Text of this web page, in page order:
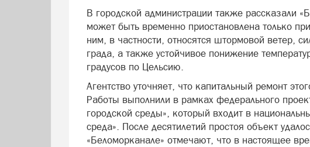
В городской администрации также рассказали
может быть временно приостановлена только
ним, в частности, относятся штормовой ветер,
града, а также устойчивое понижение
градусов по Цельсию.
Агентство уточняет, что капитальный ремонт
Работы выполнили в рамках федерального
городской среды», который входит в
среда». После десятилетий простоя объект
«Беломорканале» отмечают, что в настоящее